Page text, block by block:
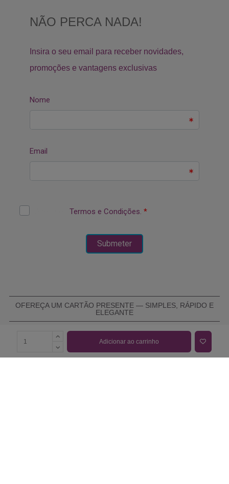
Adicionar ao carrinho
OFEREÇA UM CARTÃO PRESENTE — SIMPLES, RÁPIDO E
ELEGANTE